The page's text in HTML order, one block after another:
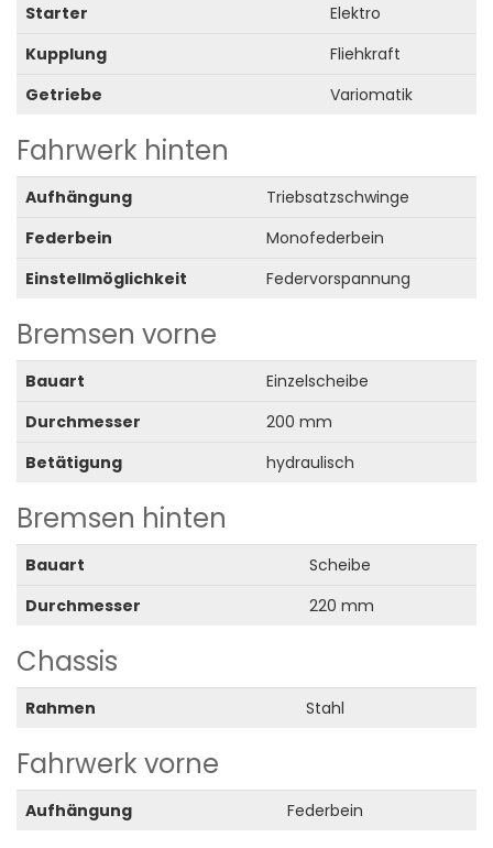
Starter
Elektro
Kupplung
Fliehkraft
Getriebe
Variomatik
Fahrwerk hinten
Aufhängung
Triebsatzschwinge
Federbein
Monofederbein
Einstellmöglichkeit
Federvorspannung
Bremsen vorne
Bauart
Einzelscheibe
Durchmesser
200 mm
Betätigung
hydraulisch
Bremsen hinten
Bauart
Scheibe
Durchmesser
220 mm
Chassis
Rahmen Stahl
Fahrwerk vorne
Aufhängung Federbein